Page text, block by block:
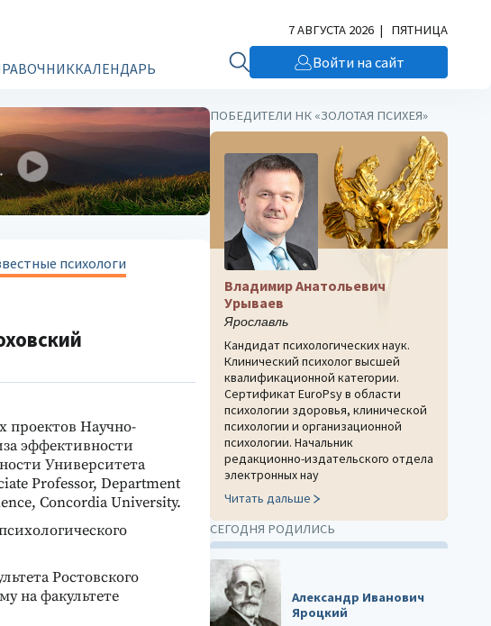
КАЛЕНДАРЬ
7 АВГУСТА 2026 | ПЯТНИЦА
Войти на сайт
психологи
проектов Научно-
эффективности
Университета
Professor, Department
Concordia University.
Ростовского
на факультете
ПОБЕДИТЕЛИ НК «ЗОЛОТАЯ ПСИХЕЯ»
Владимир Анатольевич
Урываев
Ярославль
Кандидат психологических наук.
Клинический психолог высшей
квалификационной категории.
Сертификат EuroPsy в области
психологии здоровья, клинической
психологии и организационной
психологии. Начальник
редакционно-издательского отдела
электронных нау
Читать дальше
СЕГОДНЯ РОДИЛИСЬ
Александр Иванович
Яроцкий